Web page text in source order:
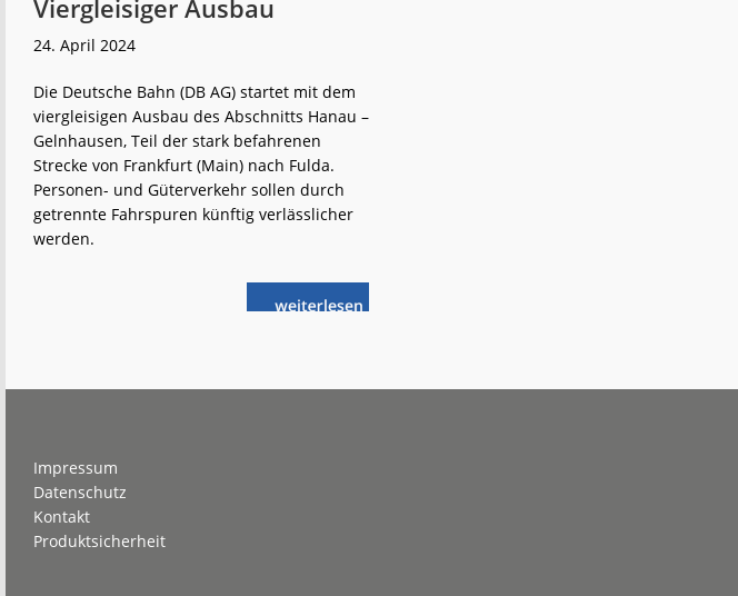
Viergleisiger Ausbau
24. April 2024
Die Deutsche Bahn (DB AG) startet mit dem
viergleisigen Ausbau des Abschnitts Hanau –
Gelnhausen, Teil der stark befahrenen
Strecke von Frankfurt (Main) nach Fulda.
Personen- und Güterverkehr sollen durch
getrennte Fahrspuren künftig verlässlicher
werden.
weiterlese
nHanau –
Impressum
Datenschutz
Kontakt
Produktsicherheit